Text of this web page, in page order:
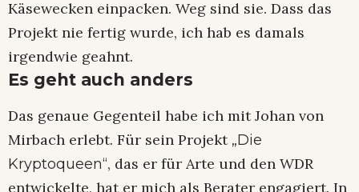
Käsewecken einpacken. Weg sind sie. Dass das
Projekt nie fertig wurde, ich hab es damals
irgendwie geahnt.
Es geht auch anders
Das genaue Gegenteil habe ich mit Johan von
Mirbach erlebt. Für sein Projekt „Die
Kryptoqueen“, das er für Arte und den WDR
entwickelte, hat er mich als Berater engagiert. In